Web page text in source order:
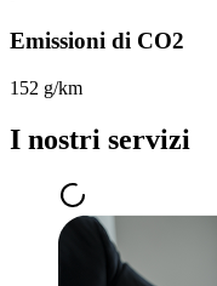
Emissioni di CO2
152 g/km
I nostri servizi